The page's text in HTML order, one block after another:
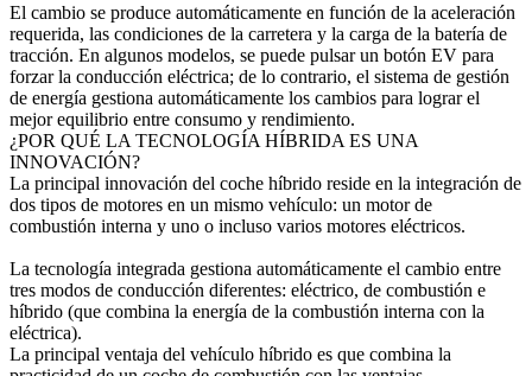
El cambio se produce automáticamente en función de la aceleración
requerida, las condiciones de la carretera y la carga de la batería de
tracción. En algunos modelos, se puede pulsar un botón EV para
forzar la conducción eléctrica; de lo contrario, el sistema de gestión
de energía gestiona automáticamente los cambios para lograr el
mejor equilibrio entre consumo y rendimiento.
¿POR QUÉ LA TECNOLOGÍA HÍBRIDA ES UNA
INNOVACIÓN?
La principal innovación del coche híbrido reside en la integración de
dos tipos de motores en un mismo vehículo: un motor de
combustión interna y uno o incluso varios motores eléctricos.
La tecnología integrada gestiona automáticamente el cambio entre
tres modos de conducción diferentes: eléctrico, de combustión e
híbrido (que combina la energía de la combustión interna con la
eléctrica).
La principal ventaja del vehículo híbrido es que combina la